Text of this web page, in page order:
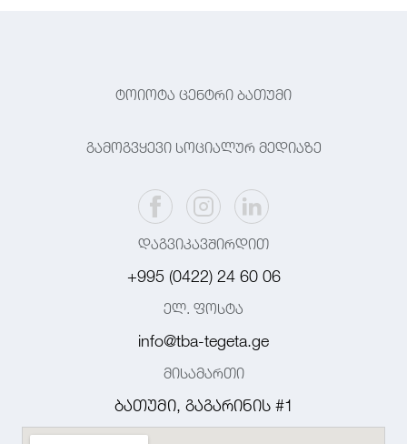
ტოიოტა ცენტრი ბათუმი
გამოგვყევი სოციალურ მედიაზე
დაგვიკავშირდით
+995 (0422) 24 60 06
ელ. ფოსტა
info@tba-tegeta.ge
მისამართი
ბათუმი, გაგარინის #1